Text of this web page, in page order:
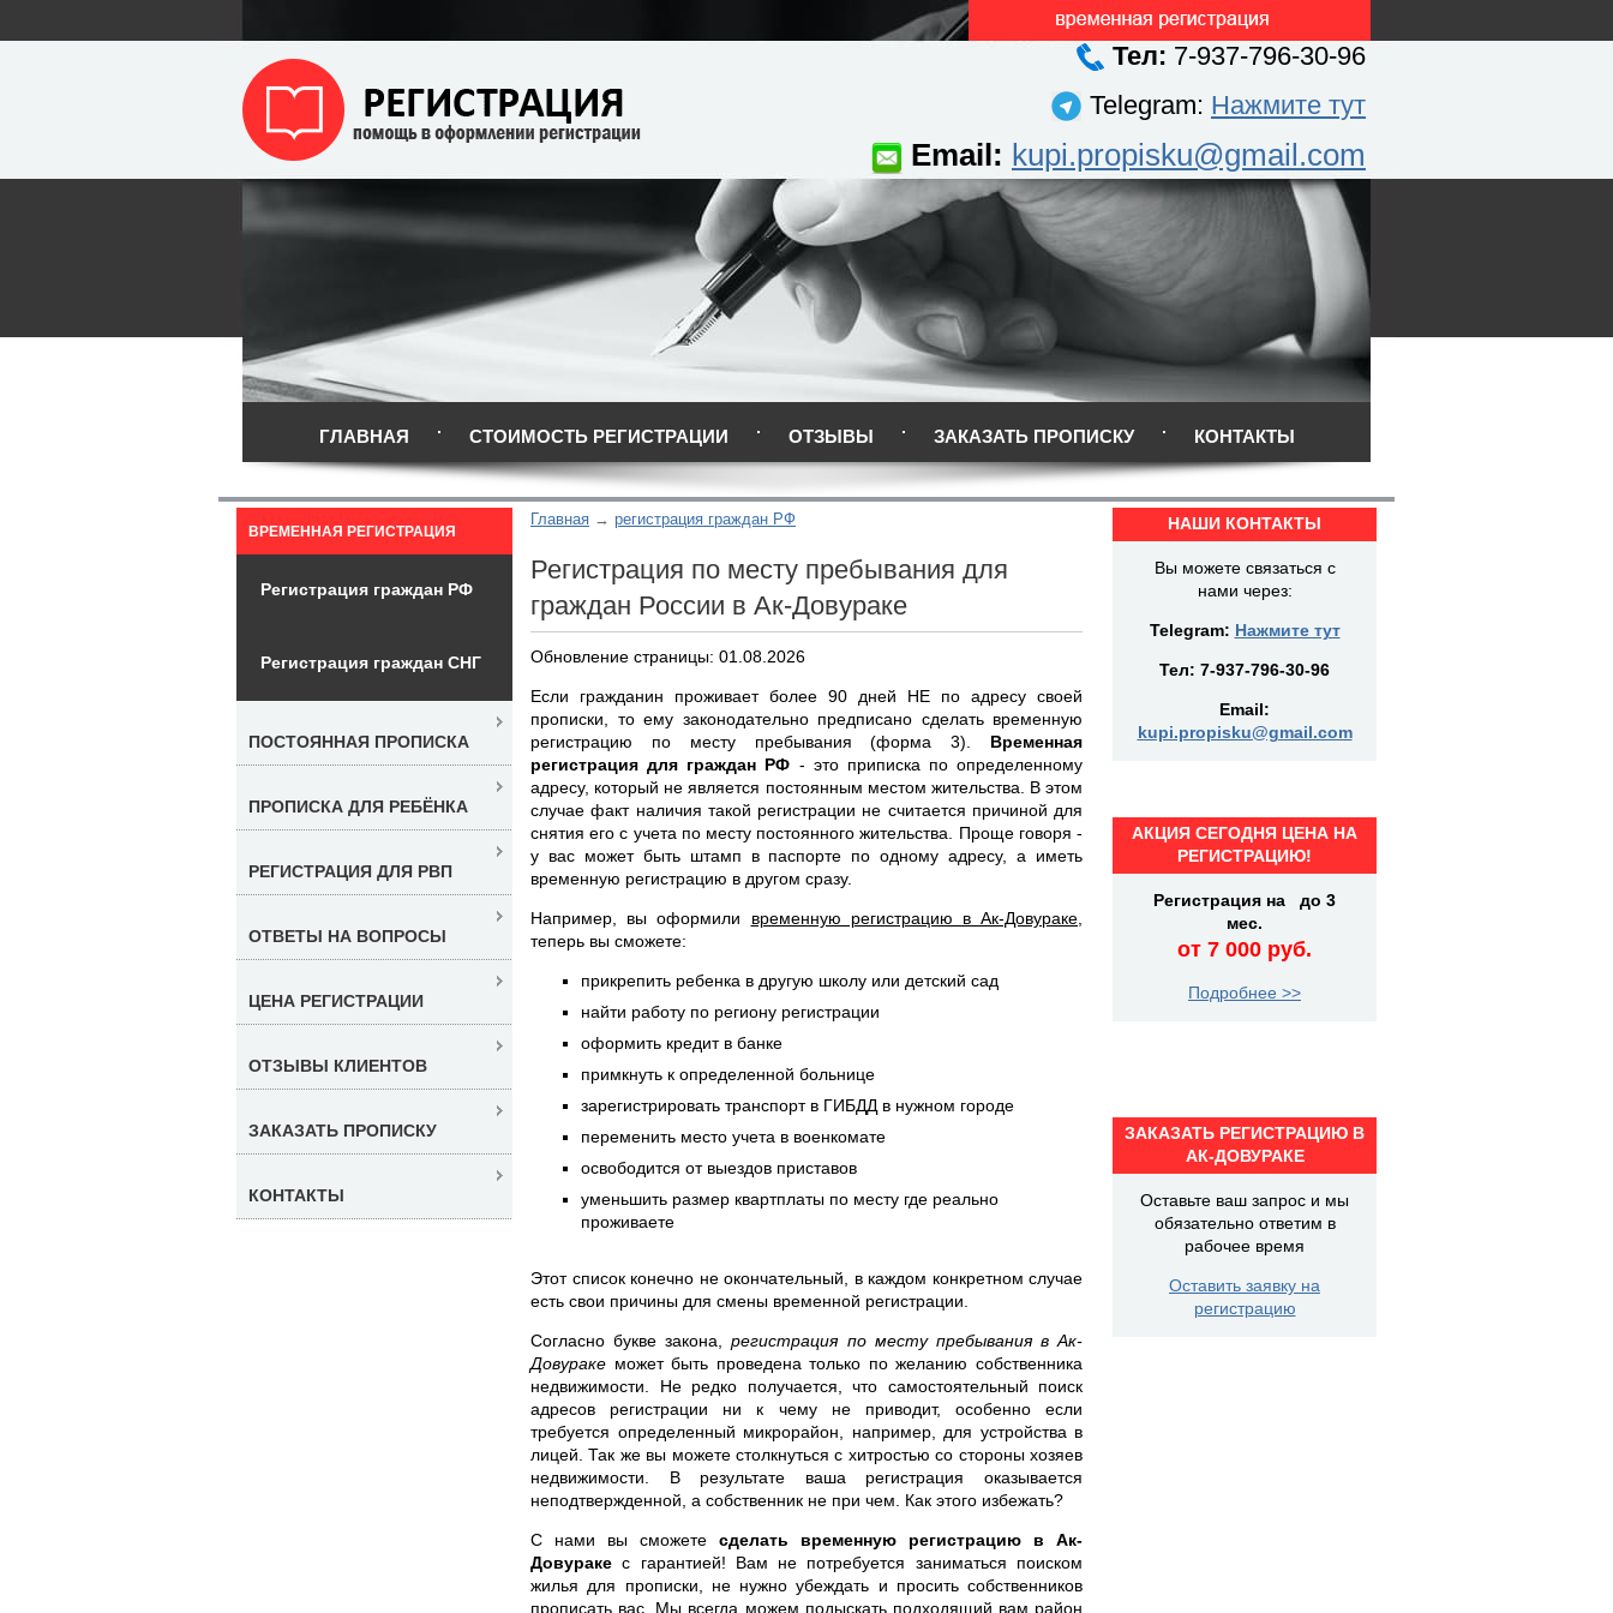
Тел: 7-937-796-30-96
Telegram: Нажмите тут
Email: kupi.propisku@gmail.com
ГЛАВНАЯ СТОИМОСТЬ РЕГИСТРАЦИИ ОТЗЫВЫ ЗАКАЗАТЬ ПРОПИСКУ КОНТАКТЫ
Главная регистрация граждан РФ
Регистрация по месту пребывания для
граждан России в Ак-Довураке
Обновление страницы: 01.08.2026
Если гражданин проживает более 90 дней НЕ по адресу своей
прописки, то ему законодательно предписано сделать временную
регистрацию по месту пребывания (форма 3). Временная
регистрация для граждан РФ - это приписка по определенному
адресу, который не является постоянным местом жительства. В этом
случае факт наличия такой регистрации не считается причиной для
снятия его с учета по месту постоянного жительства. Проще говоря -
у вас может быть штамп в паспорте по одному адресу, а иметь
временную регистрацию в другом сразу.
Например, вы оформили временную регистрацию в Ак-Довураке
теперь вы сможете:
прикрепить ребенка в другую школу или детский сад
найти работу по региону регистрации
оформить кредит в банке
примкнуть к определенной больнице
зарегистрировать транспорт в ГИБДД в нужном городе
переменить место учета в военкомате
освободится от выездов приставов
уменьшить размер квартплаты по месту где реально
проживаете
Этот список конечно не окончательный, в каждом конкретном случае
есть свои причины для смены временной регистрации.
Согласно букве закона,регистрация по месту пребывания в Ак-
Довураке может быть проведена только по желанию собственника
недвижимости. Не редко получается, что самостоятельный поиск
адресов регистрации ни к чему не приводит, особенно если
требуется определенный микрорайон, например, для устройства в
лицей. Так же вы можете столкнуться с хитростью со стороны хозяев
недвижимости. В результате ваша регистрация оказывается
неподтвержденной, а собственник не при чем. Как этого избежать?
С нами вы сможете сделать временную регистрацию в Ак-
Довураке с гарантией! Вам не потребуется заниматься поиском
жилья для прописки, не нужно убеждать и просить собственников
прописать вас. Мы всегда можем подыскать подходящий вам район
ВРЕМЕННАЯ РЕГИСТРАЦИЯ
Регистрация граждан РФ
Регистрация граждан СНГ
ПОСТОЯННАЯ ПРОПИСКА
ПРОПИСКА ДЛЯ РЕБЁНКА
РЕГИСТРАЦИЯ ДЛЯ РВП
ОТВЕТЫ НА ВОПРОСЫ
ЦЕНА РЕГИСТРАЦИИ
ОТЗЫВЫ КЛИЕНТОВ
ЗАКАЗАТЬ ПРОПИСКУ
КОНТАКТЫ
НАШИ КОНТАКТЫ
Вы можете связаться с
нами через:
Telegram: Нажмите тут
Тел: 7-937-796-30-96
Email:
kupi.propisku@gmail.com
АКЦИЯ СЕГОДНЯ ЦЕНА НА
РЕГИСТРАЦИЮ!
Регистрация на до 3
мес.
от 7 000 руб.
Подробнее >>
ЗАКАЗАТЬ РЕГИСТРАЦИЮ В
АК-ДОВУРАКЕ
Оставьте ваш запрос и мы
обязательно ответим в
рабочее время
Оставить заявку на
регистрацию